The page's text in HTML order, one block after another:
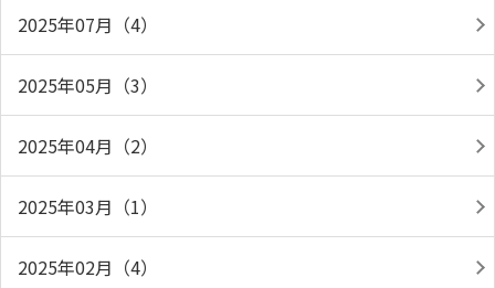
2025年07月（4）
2025年05月（3）
2025年04月（2）
2025年03月（1）
2025年02月（4）